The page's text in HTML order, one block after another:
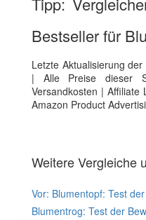
Bestseller für
Letzte Aktualisierung
| Alle Preise dieser
Versandkosten |
Amazon Product
Weitere Vergleiche
Vor: Blumentopf: Test
Blumentrog: Test der